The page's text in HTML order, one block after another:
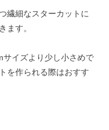
繊細なスターカットに
ます。
イズより少し小さめで
を作られる際はおすす